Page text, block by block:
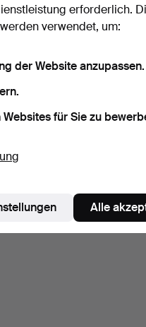
erforderlich.
verwendet, um:
der Website anzupassen.
für Sie zu
Alle